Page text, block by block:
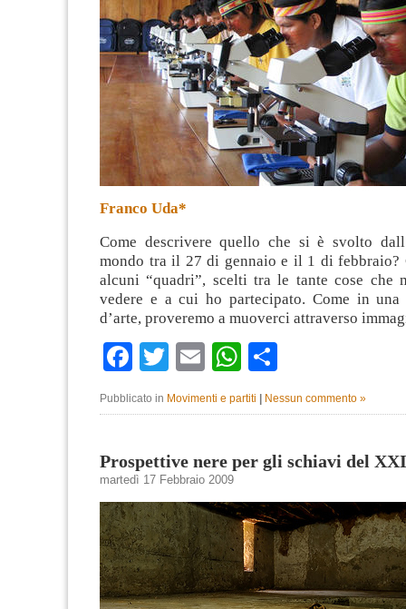
Franco Uda*
Come descrivere quello che si è svolto
mondo tra il 27 di gennaio e il 1 di febbraio?
alcuni “quadri”, scelti tra le tante cose che
vedere e a cui ho partecipato. Come in una
d’arte, proveremo a muoverci attraverso
Facebook
TwitterEmailWhatsApp
Pubblicato in Movimenti e partiti | Nessun commento »
Prospettive nere per gli schiavi del
martedì 17 Febbraio 2009